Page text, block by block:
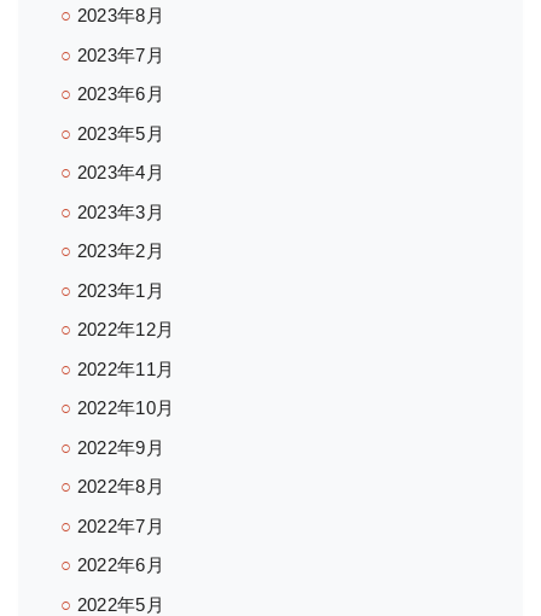
2023年8月
2023年7月
2023年6月
2023年5月
2023年4月
2023年3月
2023年2月
2023年1月
2022年12月
2022年11月
2022年10月
2022年9月
2022年8月
2022年7月
2022年6月
2022年5月